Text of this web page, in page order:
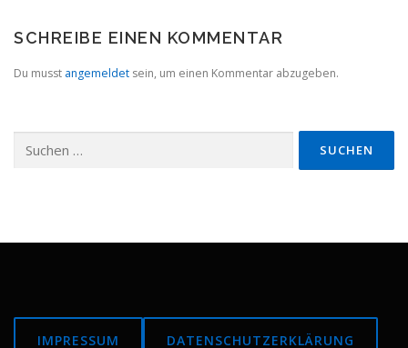
SCHREIBE EINEN KOMMENTAR
Du musst angemeldet sein, um einen Kommentar abzugeben.
nach:
IMPRESSUM DATENSCHUTZERKLÄRUNG